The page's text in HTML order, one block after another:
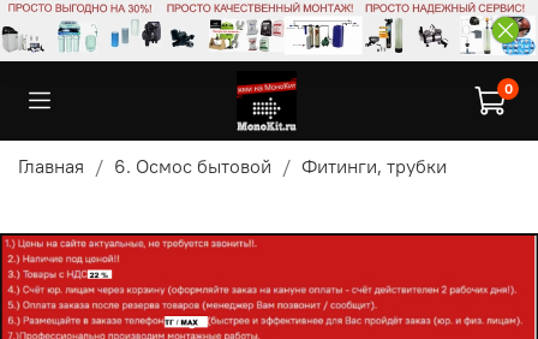
0
Главная 6. Осмос бытовой Фитинги, трубки